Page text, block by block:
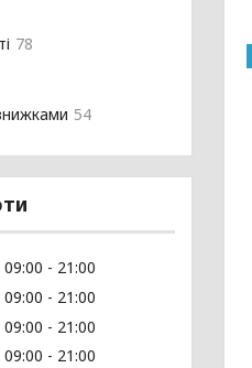
78
54
09:00
21:00
09:00
21:00
09:00
21:00
09:00
21:00